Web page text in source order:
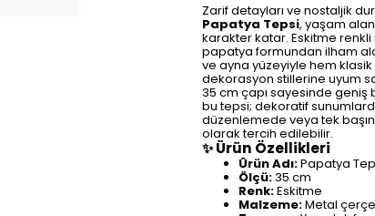
Zarif detayları ve nostaljik
Papatya Tepsi, yaşam
karakter katar. Eskitme
papatya formundan ilham
ve ayna yüzeyiyle hem
dekorasyon stillerine uyum
35 cm çapı sayesinde geniş
bu tepsi; dekoratif
düzenlemede veya tek
olarak tercih edilebilir.
✨ Ürün Özellikleri
Ürün Adı:Papatya
Ölçü:35 cm
Renk:Eskitme
Malzeme:Metal